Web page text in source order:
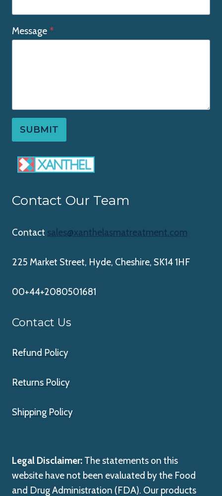
Message *
SUBMIT
Contact Our Team
Contact sales@xanthelasmatreatment.com
225 Market Street, Hyde, Cheshire, SK14 1HF
00+44+2080501681
Contact Us
Refund Policy
Returns Policy
Shipping Policy
Legal Disclaimer: The statements on this
website have not been evaluated by the Food
and Drug Administration (FDA). Our products